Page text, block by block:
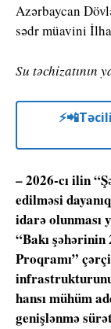
Azərbaycan
sədr müavini
Su təchizatının
– 2026-cı ilin
edilməsi
idarə olunması
“Bakı
Proqramı”
hansı mühüm
genişlənmə